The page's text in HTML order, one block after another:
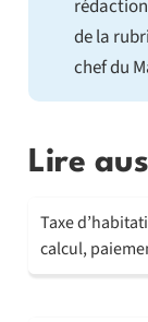
de la
chef du
Lire
Taxe
calcul,